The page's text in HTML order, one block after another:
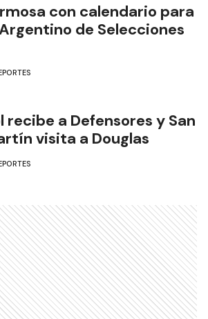
con calendario para
de Selecciones
recibe a Defensores y San
visita a Douglas